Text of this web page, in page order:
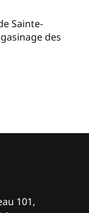
Sainte-
des
101,